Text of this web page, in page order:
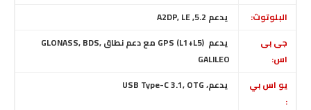
البلوتوث:
يدعم 5.2, A2DP, LE
جى بى
اس:
يدعم GPS (L1+L5) مع دعم نطاق GLONASS, BDS,
GALILEO
يو اس بي
:
يدعم، USB Type-C 3.1, OTG